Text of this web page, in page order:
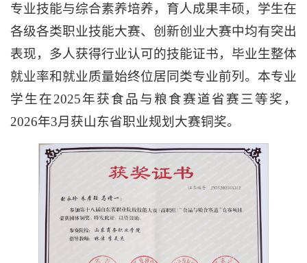
专业技能与综合素养培养，育人成果丰硕，学生在
各级各类职业技能大赛、创新创业大赛中均有突出
表现，多人获得行业认可的技能证书，毕业生整体
就业率和就业质量始终位居同类专业前列。本专业
学生在2025年获食品与粮食赛道省赛三等奖，
2026年3月获山东省职业规划大赛铜奖。